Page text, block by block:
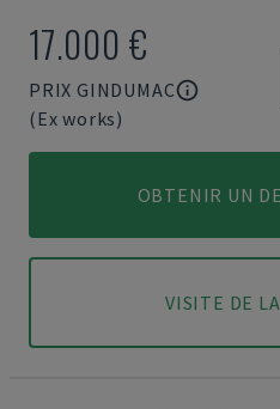
17.000 €
PRIX GINDUMAC
(Ex works)
OBTENIR UN
VISITE DE